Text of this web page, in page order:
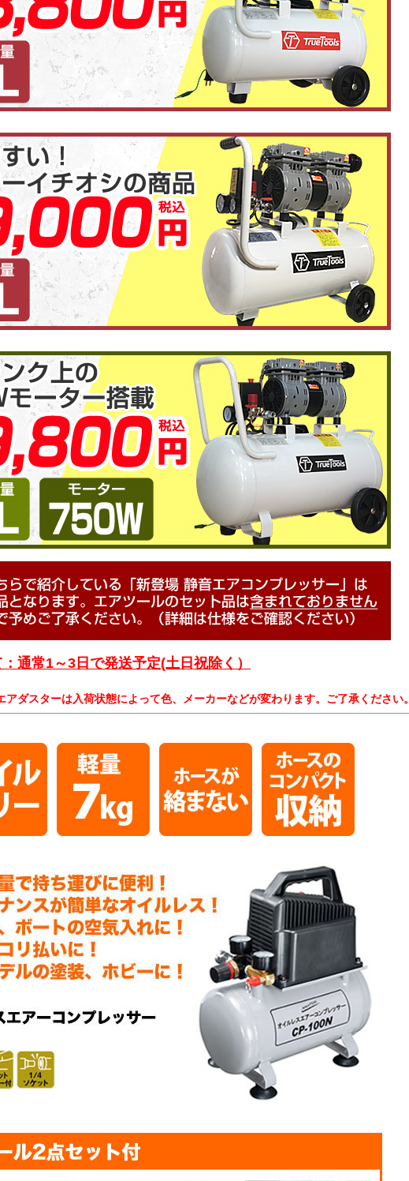
通常1～3日で発送予定(土日祝除く）
ダスターは入荷状態によって色、メーカーなどが変わります。ご了承ください。